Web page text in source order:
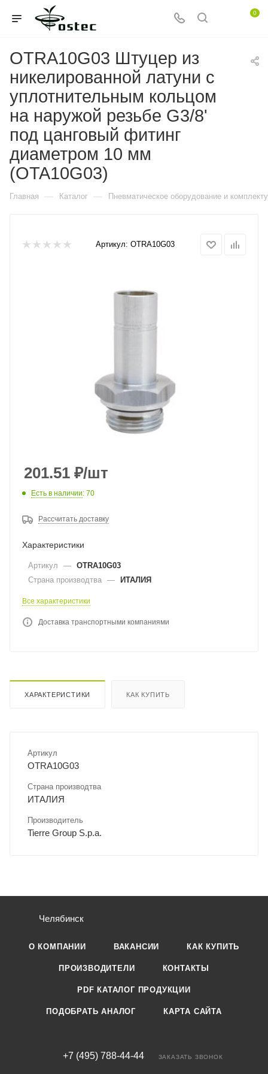
0
OTRA10G03 Штуцер из
никелированной латуни с
уплотнительным кольцом
на наружой резьбе G3/8'
под цанговый фитинг
диаметром 10 мм
(OTA10G03)
Главная — Каталог — Пневматическое оборудование и
Артикул: OTRA10G03
201.51 ₽/шт
Есть в наличии: 70
Рассчитать доставку
Характеристики
Артикул — OTRA10G03
Страна производтва — ИТАЛИЯ
Все характеристики
Доставка транспортными компаниями
ХАРАКТЕРИСТИКИ КАК КУПИТЬ
Артикул
OTRA10G03
Страна производтва
ИТАЛИЯ
Производитель
Tierre Group S.p.a.
Челябинск
О КОМПАНИИ ВАКАНСИИ КАК КУПИТЬ
ПРОИЗВОДИТЕЛИ КОНТАКТЫ
PDF КАТАЛОГ ПРОДУКЦИИ
ПОДОБРАТЬ АНАЛОГ КАРТА САЙТА
+7 (495) 788-44-44 ЗАКАЗАТЬ ЗВОНОК